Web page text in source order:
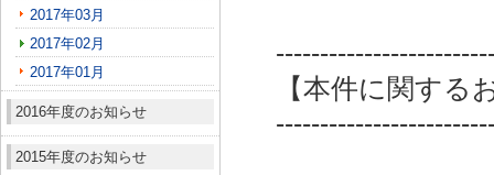
2017年03月
2017年02月
2017年01月
2016年度のお知らせ
2015年度のお知らせ
【本件に関する